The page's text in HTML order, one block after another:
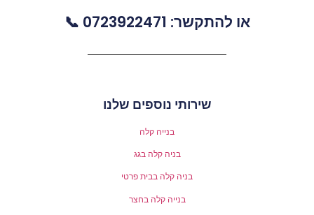
או להתקשר: 0723922471 📞
שירותי נוספים שלנו
בנייה קלה
בניה קלה בגג
בניה קלה בבית פרטי
בנייה קלה בחצר